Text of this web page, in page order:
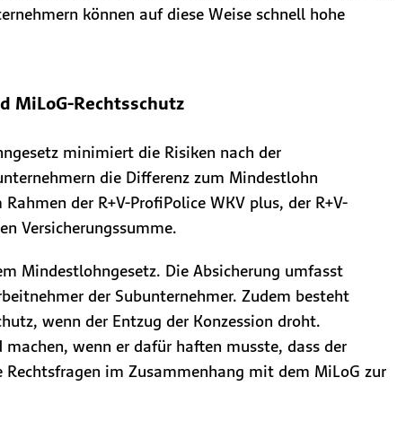
können auf diese Weise schnell hohe
MiLoG-Rechtsschutz
minimiert die Risiken nach der
die Differenz zum Mindestlohn
der R+V-ProfiPolice WKV plus, der R+V-
Versicherungssumme.
Mindestlohngesetz. Die Absicherung umfasst
der Subunternehmer. Zudem besteht
wenn der Entzug der Konzession droht.
wenn er dafür haften musste, dass der
im Zusammenhang mit dem MiLoG zur